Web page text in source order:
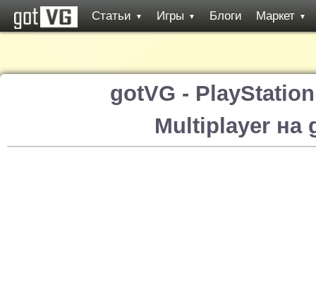
Статьи ▼ Игры ▼ Блоги Маркет ▼
gotVG -
Multiplayer на